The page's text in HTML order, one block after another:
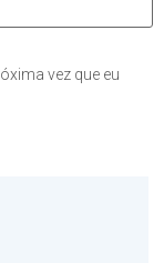
vez que eu